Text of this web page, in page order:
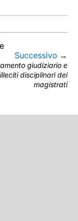
Successivo →
giudiziario e
illeciti disciplinari dei
magistrati